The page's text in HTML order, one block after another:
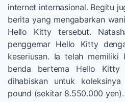
internet internasional. Begitu
berita yang mengabarkan
Hello Kitty tersebut.
penggemar Hello Kitty
keseriusan. Ia telah
benda bertema Hello
dihabiskan untuk
pound (sekitar 8.550.000 yen).